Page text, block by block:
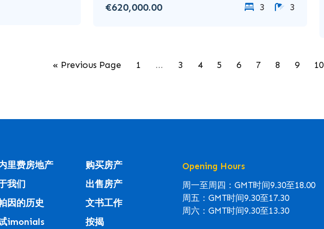
€620,000.00 3 3
« Previous Page 1 ... 3 4 5 6 7 8 9 10
里费房地产
我们
因的历史
imonials
购买房产
出售房产
文书工作
按揭
Opening Hours
周一至周四：GMT时间9.30至18.00
周五：GMT时间9.30至17.30
周六：GMT时间9.30至13.30